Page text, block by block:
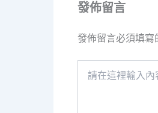
發佈留言
發佈留言必須填寫